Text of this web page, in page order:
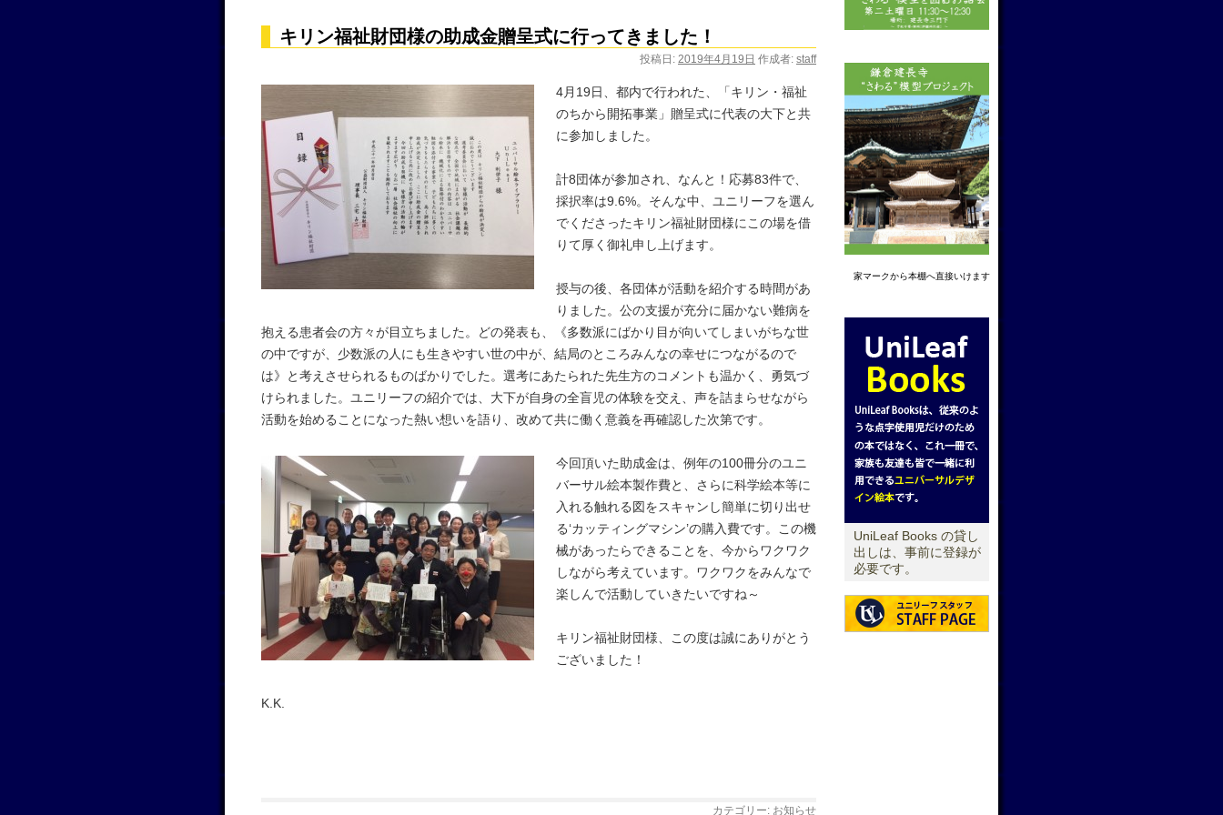
キリン福祉財団様の助成金贈呈式に行ってきました！
投稿日: 2019年4月19日 作成者: staff
4月19日、都内で行われた、「キリン・福祉
のちから開拓事業」贈呈式に代表の大下と共
に参加しました。
計8団体が参加され、なんと！応募83件で、
採択率は9.6%。そんな中、ユニリーフを選ん
でくださったキリン福祉財団様にこの場を借
りて厚く御礼申し上げます。
授与の後、各団体が活動を紹介する時間があ
りました。公の支援が充分に届かない難病を
抱える患者会の方々が目立ちました。どの発表も、《多数派にばかり目が向いてしまいがちな世
の中ですが、少数派の人にも生きやすい世の中が、結局のところみんなの幸せにつながるので
は》と考えさせられるものばかりでした。選考にあたられた先生方のコメントも温かく、勇気づ
けられました。ユニリーフの紹介では、大下が自身の全盲児の体験を交え、声を詰まらせながら
活動を始めることになった熱い想いを語り、改めて共に働く意義を再確認した次第です。
今回頂いた助成金は、例年の100冊分のユニ
バーサル絵本製作費と、さらに科学絵本等に
入れる触れる図をスキャンし簡単に切り出せ
る‘カッティングマシン’の購入費です。この機
械があったらできることを、今からワクワク
しながら考えています。ワクワクをみんなで
楽しんで活動していきたいですね～
キリン福祉財団様、この度は誠にありがとう
ございました！
K.K.
カテゴリー: お知らせ
家マークから本棚へ直接いけます
UniLeaf Books の貸し
出しは、事前に登録が
必要です。